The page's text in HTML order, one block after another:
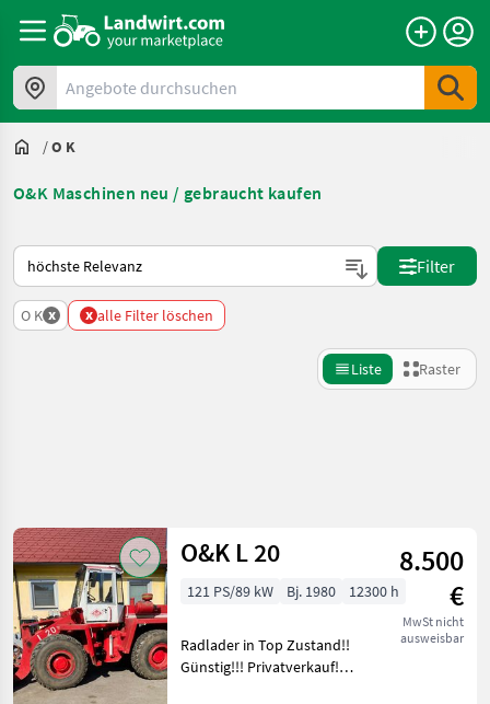
Angebote durchsuchen
/O K
O&K Maschinen neu / gebraucht kaufen
So wird auf Landwirt.com sortiert
Filter
O K x x alle Filter löschen
Liste Raster
Kategorie 1 Land Filter
AKTUELLER
PFAD
O
K
Zurücksetzen
Ergebnisse
anzeigen
O&K L 20
8.500
€
MwSt nicht
ausweisbar
121 PS/89 kW Bj. 1980 12300 h
Radlader in Top Zustand!!
Günstig!!! Privatverkauf!